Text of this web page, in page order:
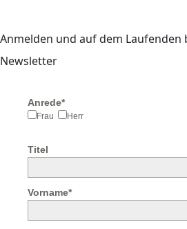
Anmelden und auf dem Laufenden
Newsletter
Anrede*
Frau Herr
Titel
Vorname*